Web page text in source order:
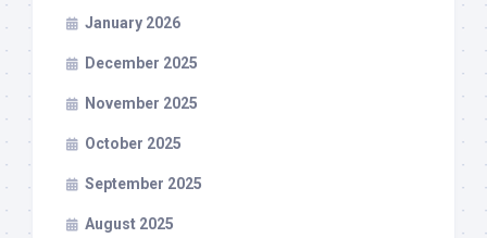
January 2026
December 2025
November 2025
October 2025
September 2025
August 2025